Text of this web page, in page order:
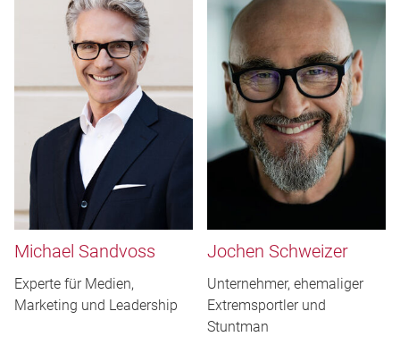
Michael Sandvoss
Experte für Medien,
Marketing und Leadership
Jochen Schweizer
Unternehmer, ehemaliger
Extremsportler und
Stuntman